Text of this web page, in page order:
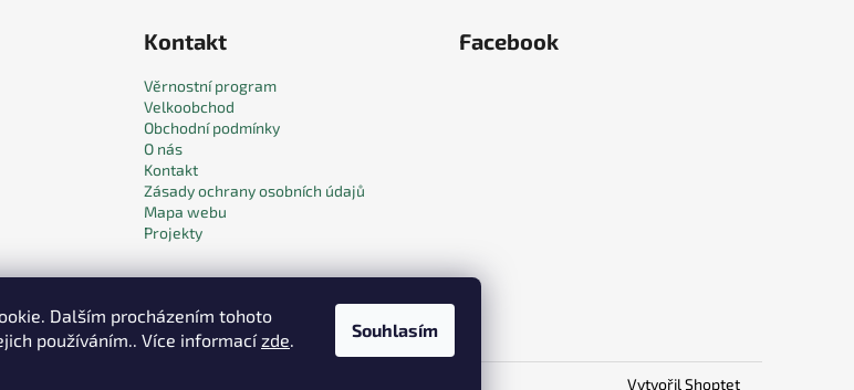
Dalším procházením tohoto
používáním.. Více informacízde. Souhlasím
Kontakt
Věrnostní program
Velkoobchod
Obchodní podmínky
O nás
Kontakt
Zásady ochrany osobních údajů
Mapa webu
Projekty
Facebook
Vytvořil Shoptet